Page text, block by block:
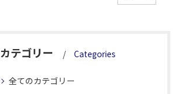
カテゴリー Categories
全てのカテゴリー